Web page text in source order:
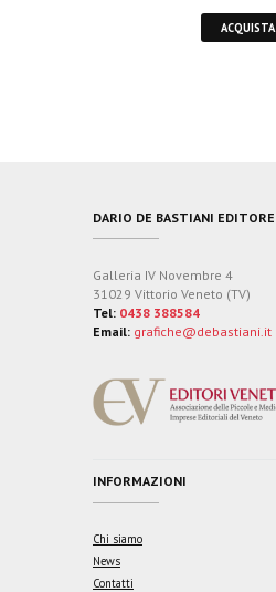
ACQUISTA
DARIO DE BASTIANI EDITORE
Galleria IV Novembre 4
31029 Vittorio Veneto (TV)
Tel: 0438 388584
Email: grafiche@debastiani.it
INFORMAZIONI
Chi siamo
News
Contatti